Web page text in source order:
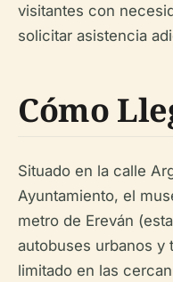
visitantes con
solicitar asistencia
Cómo
Situado en la calle
Ayuntamiento, el
metro de Ereván
autobuses urbanos y
limitado en las